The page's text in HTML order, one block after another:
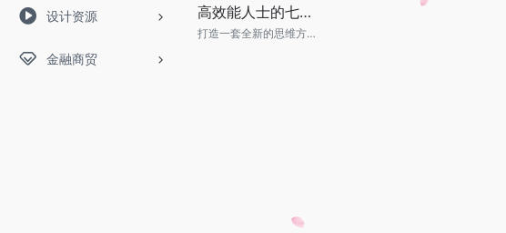
设计资源
金融商贸
高效能人士的七个习惯 (30周年纪念版)：打造一套全新的思维方式和原则体系 = The 7 Habits of Highly Effective People: 30th Anniversary Edition
打造一套全新的思维方式和原则体系